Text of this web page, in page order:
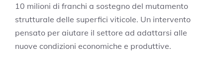
10 milioni di franchi a sostegno del mutamento
strutturale delle superfici viticole. Un intervento
pensato per aiutare il settore ad adattarsi alle
nuove condizioni economiche e produttive.